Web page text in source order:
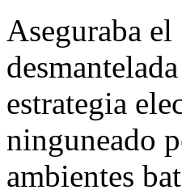
Aseguraba
estrategia
ninguneado
ambientes